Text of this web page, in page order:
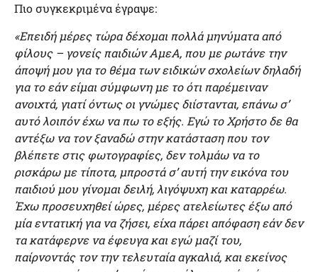
Πιο συγκεκριμένα έγραψε:
«Επειδή μέρες τώρα δέχομαι πολλά μηνύματα από
φίλους – γονείς παιδιών ΑμεΑ, που με ρωτάνε την
άποψή μου για το θέμα των ειδικών σχολείων δηλαδή
για το εάν είμαι σύμφωνη με το ότι παρέμειναν
ανοιχτά, γιατί όντως οι γνώμες διίστανται, επάνω σ’
αυτό λοιπόν έχω να πω το εξής. Εγώ το Χρήστο δε θα
αντέξω να τον ξαναδώ στην κατάσταση που τον
βλέπετε στις φωτογραφίες, δεν τολμάω να το
ρισκάρω με τίποτα, μπροστά σ’ αυτή την εικόνα του
παιδιού μου γίνομαι δειλή, λιγόψυχη και καταρρέω.
Έχω προσευχηθεί ώρες, μέρες ατελείωτες έξω από
μία εντατική για να ζήσει, είχα πάρει απόφαση εάν δεν
τα κατάφερνε να έφευγα και εγώ μαζί του,
παίρνοντάς τον την τελευταία αγκαλιά, και εκείνος